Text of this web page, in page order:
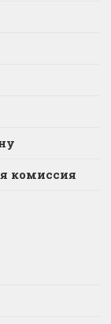
комиссия